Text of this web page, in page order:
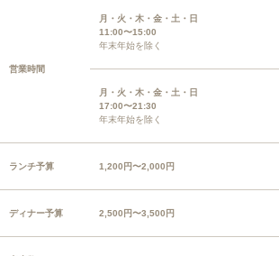
営業時間
月・火・木・金・土・日
11:00〜15:00
年末年始を除く
月・火・木・金・土・日
17:00〜21:30
年末年始を除く
ランチ予算 1,200円〜2,000円
ディナー予算 2,500円〜3,500円